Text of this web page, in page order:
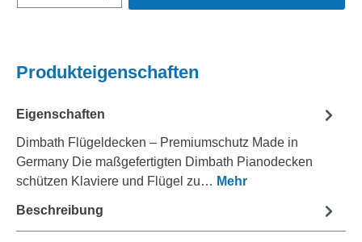
Produkteigenschaften
Eigenschaften
Dimbath Flügeldecken – Premiumschutz Made in
Germany Die maßgefertigten Dimbath Pianodecken
schützen Klaviere und Flügel zu… Mehr
Beschreibung